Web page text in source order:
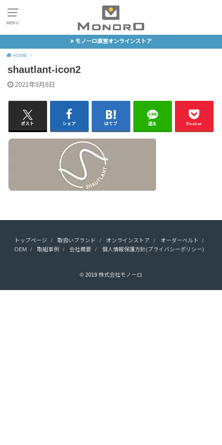
MENU
モノーロ直営オンラインストア
HOME
shautlant-icon2
2021年9月8日
ポスト シェア はてブ 送る Pocket
トップページ 取扱いブランド オンラインストア
オーダーベルト
OEM
取組事例 会社概要 個人情報保護方針(プライバシーポリシー)
© 2019 株式会社モノーロ